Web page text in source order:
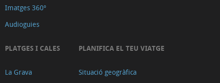
Imatges 360º
Audioguies
PLATGES I CALES
La Grava
PLANIFICA EL TEU VIATGE
Situació geogràfica